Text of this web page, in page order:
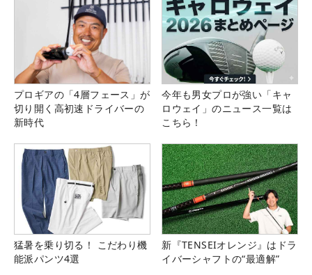
プロギアの「4層フェース」が
切り開く高初速ドライバーの
新時代
今年も男女プロが強い「キャ
ロウェイ」のニュース一覧は
こちら！
猛暑を乗り切る！ こだわり機
能派パンツ4選
新『TENSEIオレンジ』はドラ
イバーシャフトの“最適解”